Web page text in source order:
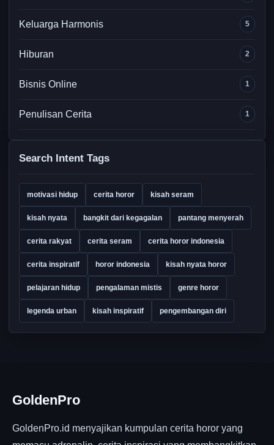
Keluarga Harmonis 5
Hiburan 2
Bisnis Online 1
Penulisan Cerita 1
Search Intent Tags
motivasi hidup cerita horor kisah seram
kisah nyata bangkit dari kegagalan pantang menyerah
cerita rakyat cerita seram cerita horor indonesia
cerita inspiratif horor indonesia kisah nyata horor
pelajaran hidup pengalaman mistis genre horor
legenda urban kisah inspiratif pengembangan diri
GoldenPro
GoldenPro.id menyajikan kumpulan cerita horor yang